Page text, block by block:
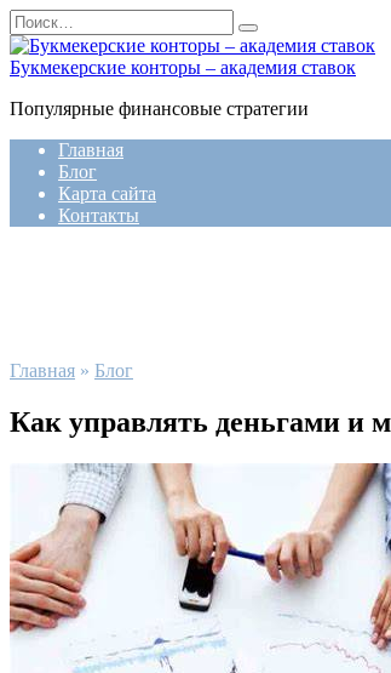
Перейти
к
содержанию
Search
for:
Букмекерские конторы – академия ставок
Популярные финансовые стратегии
Главная
Блог
Карта сайта
Контакты
Главная » Блог
Как управлять деньгами и